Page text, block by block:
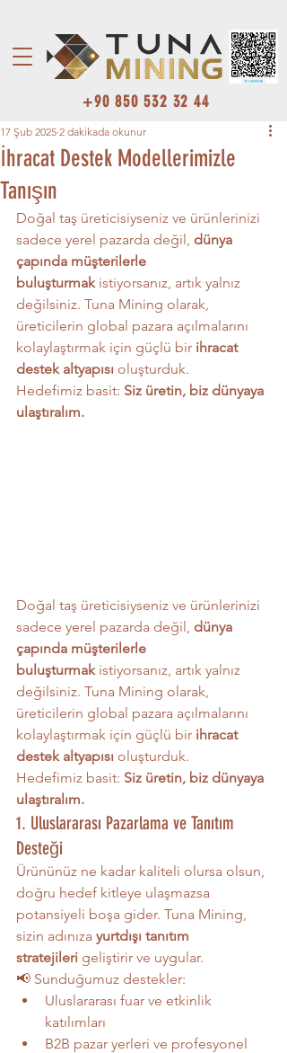
+90 850 532 32 44
İhracat Destek Modellerimizle
Tanışın
17 Şub 2025 2 dakikada okunur
Doğal taş üreticisiyseniz ve ürünlerinizi
sadece yerel pazarda değil, dünya
çapında müşterilerle
buluşturmak istiyorsanız, artık yalnız
değilsiniz. Tuna Mining olarak,
üreticilerin global pazara açılmalarını
kolaylaştırmak için güçlü bir ihracat
destek altyapısı oluşturduk.
Hedefimiz basit: Siz üretin, biz dünyaya
ulaştıralım.
Doğal taş üreticisiyseniz ve ürünlerinizi
sadece yerel pazarda değil, dünya
çapında müşterilerle
buluşturmak istiyorsanız, artık yalnız
değilsiniz. Tuna Mining olarak,
üreticilerin global pazara açılmalarını
kolaylaştırmak için güçlü bir ihracat
destek altyapısı oluşturduk.
Hedefimiz basit: Siz üretin, biz dünyaya
ulaştıralım.
1. Uluslararası Pazarlama ve Tanıtım
Desteği
Ürününüz ne kadar kaliteli olursa olsun,
doğru hedef kitleye ulaşmazsa
potansiyeli boşa gider. Tuna Mining,
sizin adınıza yurtdışı tanıtım
stratejileri geliştirir ve uygular.
📢 Sunduğumuz destekler:
Uluslararası fuar ve etkinlik
katılımları
B2B pazar yerleri ve profesyonel